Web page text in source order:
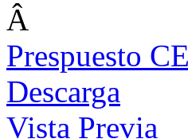
Â
Prespuesto
Descarga
Vista Previa